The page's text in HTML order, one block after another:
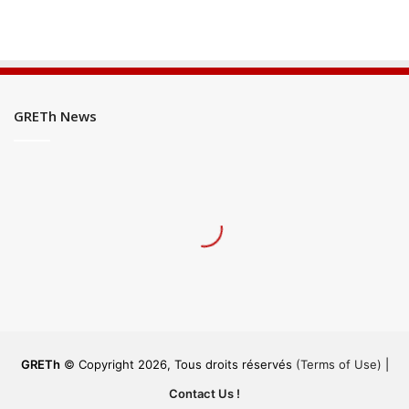
GRETh News
GRETh© Copyright 2026, Tous droits réservés (Terms of Use)
Contact Us !